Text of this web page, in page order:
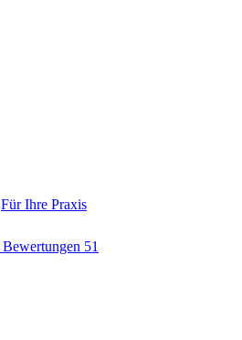
Für Ihre Praxis
Bewertungen 51